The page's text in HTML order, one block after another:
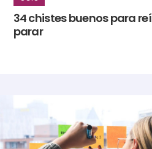
34 chistes buenos para
parar